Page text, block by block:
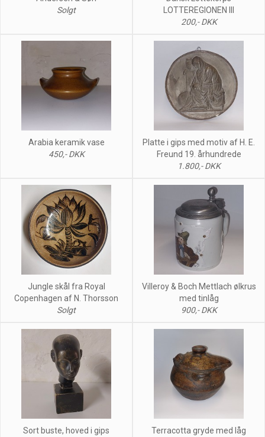
Solgt
LOTTEREGIONEN III
200,- DKK
Arabia keramik vase
450,- DKK
Platte i gips med motiv af H. E.
Freund 19. århundrede
1.800,- DKK
Jungle skål fra Royal
Copenhagen af N. Thorsson
Solgt
Villeroy & Boch Mettlach ølkrus
med tinlåg
900,- DKK
Sort buste, hoved i gips
Terracotta gryde med låg